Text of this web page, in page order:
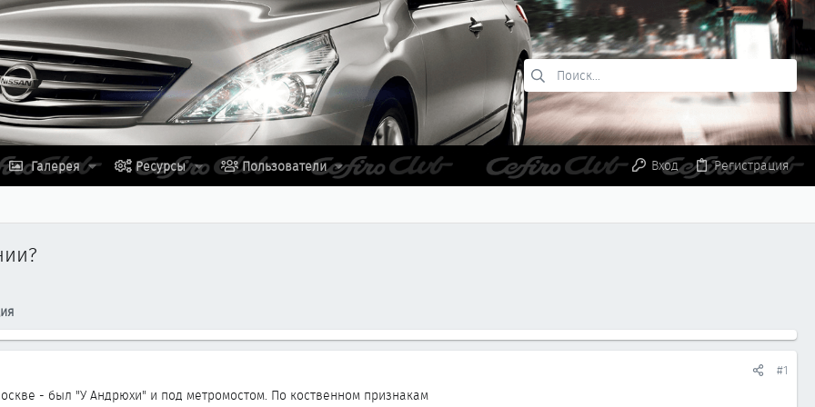
Галерея Ресурсы Пользователи Вход Регистрация
#1
- был "У Андрюхи" и под метромостом. По коственном признакам